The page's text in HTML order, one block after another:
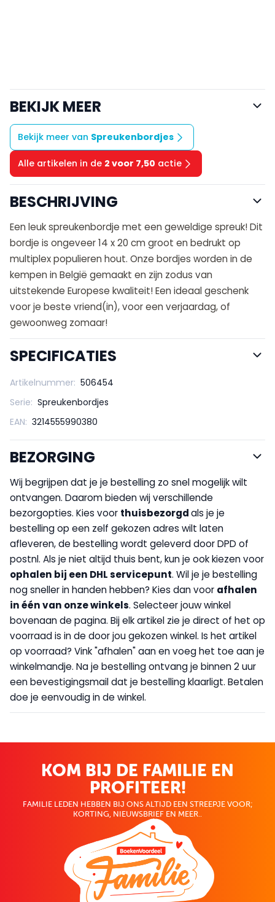
BEKIJK MEER
Bekijk meer van Spreukenbordjes
Alle artikelen in de 2 voor 7,50 actie
BESCHRIJVING
Een leuk spreukenbordje met een geweldige spreuk! Dit
bordje is ongeveer 14 x 20 cm groot en bedrukt op
multiplex populieren hout. Onze bordjes worden in de
kempen in België gemaakt en zijn zodus van
uitstekende Europese kwaliteit! Een ideaal geschenk
voor je beste vriend(in), voor een verjaardag, of
gewoonweg zomaar!
SPECIFICATIES
Artikelnummer: 506454
Serie: Spreukenbordjes
EAN: 3214555990380
BEZORGING
Wij begrijpen dat je je bestelling zo snel mogelijk wilt
ontvangen. Daarom bieden wij verschillende
bezorgopties. Kies voor thuisbezorgdals je je
bestelling op een zelf gekozen adres wilt laten
afleveren, de bestelling wordt geleverd door DPD of
postnl. Als je niet altijd thuis bent, kun je ook kiezen voor
ophalen bij een DHL servicepunt. Wil je je bestelling
nog sneller in handen hebben? Kies dan voor afhalen
in één van onze winkels. Selecteer jouw winkel
bovenaan de pagina. Bij elk artikel zie je direct of het op
voorraad is in de door jou gekozen winkel. Is het artikel
op voorraad? Vink "afhalen" aan en voeg het toe aan je
winkelmandje. Na je bestelling ontvang je binnen 2 uur
een bevestigingsmail dat je bestelling klaarligt. Betalen
doe je eenvoudig in de winkel.
KOM BIJ DE FAMILIE EN
PROFITEER!
FAMILIE LEDEN HEBBEN BIJ ONS ALTIJD EEN STREEPJE VOOR;
KORTING, NIEUWSBRIEF EN MEER..